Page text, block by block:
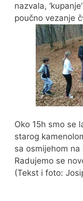
nazvala,
poučno vezanje
Oko 15h smo se
starog
sa osmijehom
Radujemo se
(Tekst i foto: